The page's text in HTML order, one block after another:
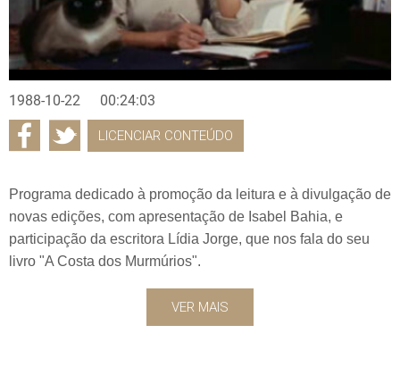
1988-10-22 00:24:03
LICENCIAR CONTEÚDO
Programa dedicado à promoção da leitura e à divulgação de
novas edições, com apresentação de Isabel Bahia, e
participação da escritora Lídia Jorge, que nos fala do seu
livro "A Costa dos Murmúrios".
VER MAIS